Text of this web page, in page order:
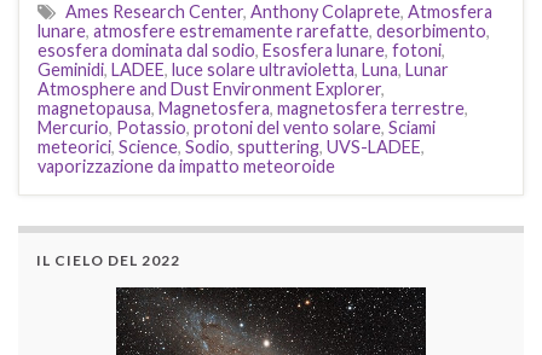
Ames Research Center, Anthony Colaprete, Atmosfera
lunare, atmosfere estremamente rarefatte, desorbimento,
esosfera dominata dal sodio, Esosfera lunare, fotoni,
Geminidi, LADEE, luce solare ultravioletta, Luna, Lunar
Atmosphere and Dust Environment Explorer,
magnetopausa, Magnetosfera, magnetosfera terrestre,
Mercurio, Potassio, protoni del vento solare, Sciami
meteorici, Science, Sodio, sputtering, UVS-LADEE,
vaporizzazione da impatto meteoroide
IL CIELO DEL 2022